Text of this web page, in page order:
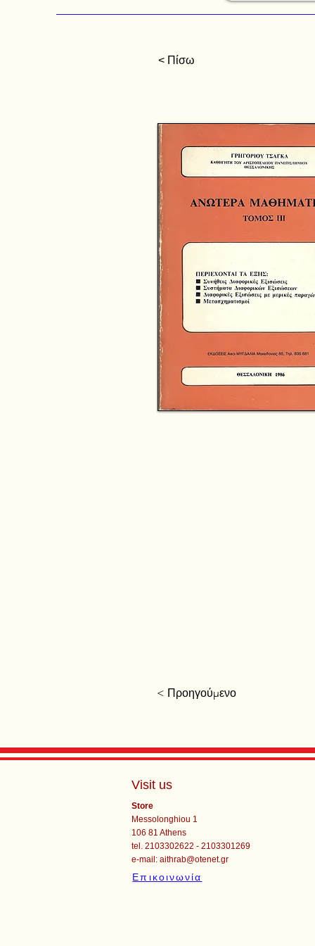
< Πίσω
< Προηγούμενο
Visit us
Store
Messolonghiou 1
106 81 Athens
tel. 2103302622 - 2103301269
e-mail:aithrab@otenet.gr
Επικοινωνία